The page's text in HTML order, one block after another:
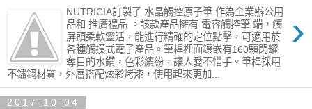
›
NUTRICIA訂製了 水晶觸控原子筆 作為企業辦公用
品和 推廣禮品 。該款產品擁有 電容觸控筆 端，觸
屏頭柔軟靈活，能進行精確的定位點擊，可適用於
各種觸摸式電子產品。筆桿裡面鑲嵌有160顆閃耀
奪目的水鑽，色彩繽紛，讓人愛不惜手。筆桿採用
不鏽鋼材質，外層搭配炫彩烤漆，使用起來更加...
2017-10-04